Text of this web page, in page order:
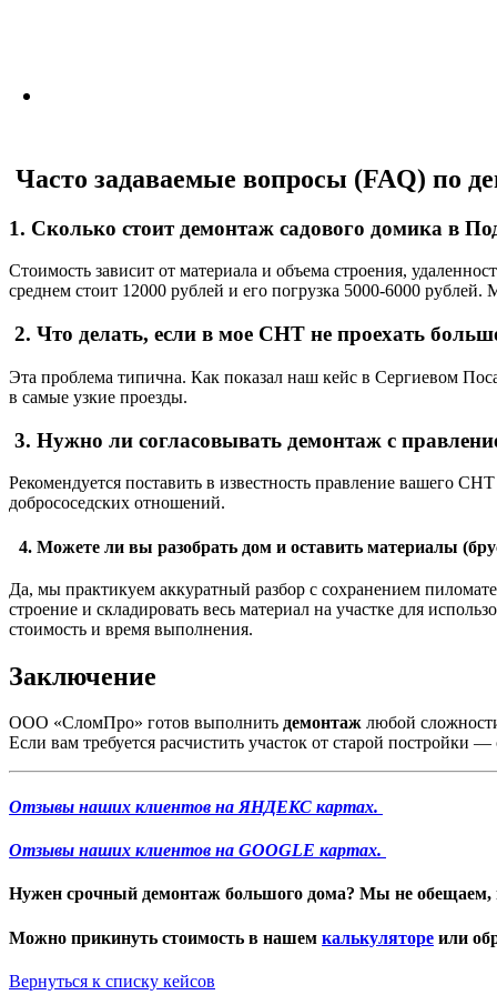
Часто задаваемые вопросы (FAQ) по
1. Сколько стоит демонтаж садового домика в
Стоимость зависит от материала и объема строения,
среднем стоит 12000 рублей и его погрузка 5000-6000
2. Что делать, если в мое СНТ не проехать
Эта проблема типична. Как показал наш кейс в Сергиевом
в самые узкие проезды.
3. Нужно ли согласовывать демонтаж с
Рекомендуется поставить в известность правление вашего
добрососедских отношений.
4. Можете ли вы разобрать дом и оставить материалы
Да, мы практикуем аккуратный разбор с сохранением
строение и складировать весь материал на участке для
стоимость и время выполнения.
Заключение
ООО «СломПро» готов выполнить демонтаж любой
Если вам требуется расчистить участок от старой
Отзывы наших клиентов на ЯНДЕКС картах.
Отзывы наших клиентов на GOOGLE картах.
Нужен срочный демонтаж большого дома? Мы не обещаем,
Можно прикинуть стоимость в нашем калькуляторе или
Вернуться к списку кейсов